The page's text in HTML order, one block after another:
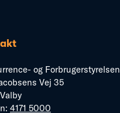
og Forbrugerstyrelsen
Vej 35
4171 5000